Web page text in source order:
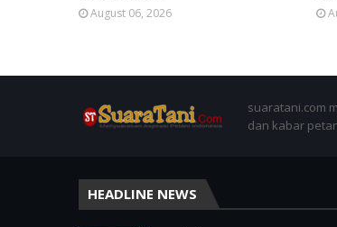
August 06, 2026
suaratani.com
dan kabar
HEADLINE NEWS